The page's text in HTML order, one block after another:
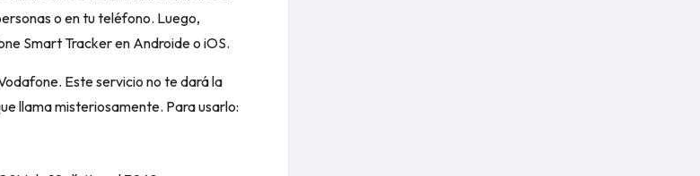
o en tu teléfono. Luego,
Smart Tracker enAndroideo iOS.
Este servicio no te dará la
llama misteriosamente. Para usarlo: